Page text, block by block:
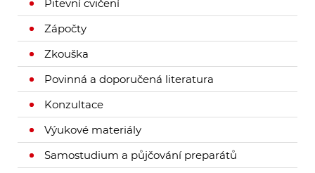
Pitevní cvičení
Zápočty
Zkouška
Povinná a doporučená literatura
Konzultace
Výukové materiály
Samostudium a půjčování preparátů